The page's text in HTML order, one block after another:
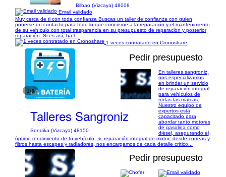
Bilbao (Vizcaya) 48008
Email validado
Muy cerca de ti con toda confianza Buscas un taller de confianza con quien
ponerse en contacto para todo lo que concierne a la reparación y el mantenimiento
de su vehículo con total trasparencia en su presupuesto de reparación y posterior
reparación. Si es así, ha l...
1 veces contratado en Cronoshare
1/6
Pedir presupuesto
Talleres Sangroniz
Sondika (Vizcaya) 48150
En talleres sangroniz,
nos especializamos
en brindar un servicio
de reparación integral
para vehículos de
todas las marcas.
Nuestro equipo de
expertos está
capacitado para
abordar tanto motores
de gasolina como
diésel, asegurando el
óptimo rendimiento de tu vehículo. 🔹 reparación integral de motor: desde correas y
filtros hasta escapes y radiadores, nos encargamos de cada detalle crítico...
Pedir presupuesto